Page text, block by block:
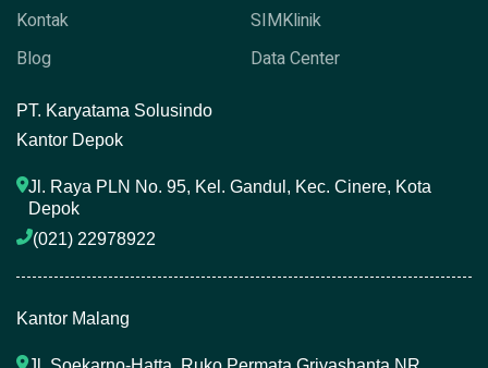
Kontak
Blog
SIMKlinik
Data Center
PT. Karyatama Solusindo
Kantor Depok
Jl. Raya PLN No. 95, Kel. Gandul, Kec. Cinere, Kota
Depok
(021) 22978922
Kantor Malang